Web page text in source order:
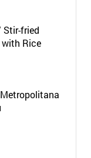
Stir-fried
with Rice